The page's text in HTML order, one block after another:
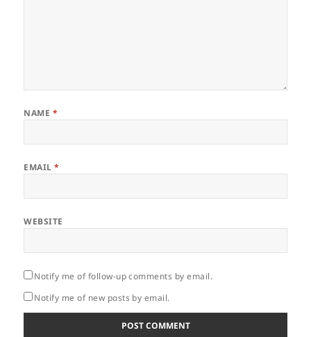
NAME *
EMAIL*
WEBSITE
Notify me of follow-up comments by email.
Notify me of new posts by email.